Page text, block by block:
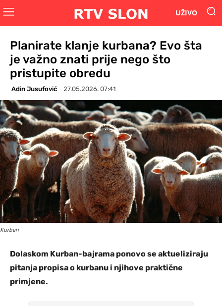
UŽIVO
Planirate klanje kurbana? Evo šta
je važno znati prije nego što
pristupite obredu
Adin Jusufović 27.05.2026. 07:41
Kurban
Dolaskom Kurban-bajrama ponovo se aktueliziraju
pitanja propisa o kurbanu i njihove praktične
primjene.